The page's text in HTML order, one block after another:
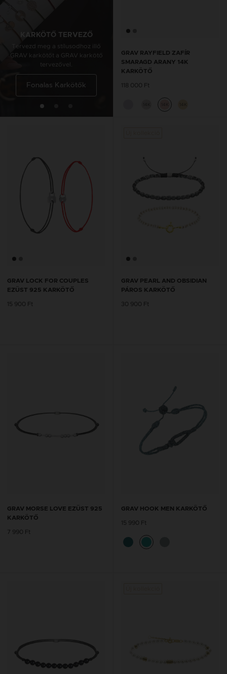
KARKÖTŐ TERVEZŐ
Tervezd meg a stílusodhoz illő
GRAV karkötőt a GRAV karkötő
tervezővel.
Fonalas Karkötők
GRAV karkötőt a GRAV karkötő
tervezővel.
Fonalas Bokaláncok
GRAV RAYFIELD ZAFÍR
SMARAGD ARANY 14K
KARKÖTŐ
118 000 Ft
GRAV LOCK FOR COUPLES
EZÜST 925 KARKÖTŐ
15 900 Ft
GRAV PEARL AND OBSIDIAN
PÁROS KARKÖTŐ
30 900 Ft
GRAV MORSE LOVE EZÜST 925
KARKÖTŐ
7 990 Ft
GRAV HOOK MEN KARKÖTŐ
15 990 Ft